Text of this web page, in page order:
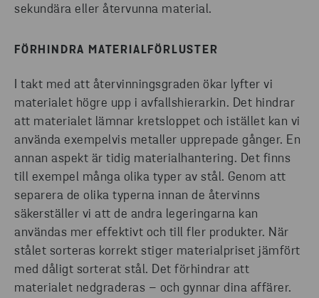
sekundära eller återvunna material.
FÖRHINDRA MATERIALFÖRLUSTER
I takt med att återvinningsgraden ökar lyfter vi
materialet högre upp i avfallshierarkin. Det hindrar
att materialet lämnar kretsloppet och istället kan vi
använda exempelvis metaller upprepade gånger. En
annan aspekt är tidig materialhantering. Det finns
till exempel många olika typer av stål. Genom att
separera de olika typerna innan de återvinns
säkerställer vi att de andra legeringarna kan
användas mer effektivt och till fler produkter. När
stålet sorteras korrekt stiger materialpriset jämfört
med dåligt sorterat stål. Det förhindrar att
materialet nedgraderas – och gynnar dina affärer.